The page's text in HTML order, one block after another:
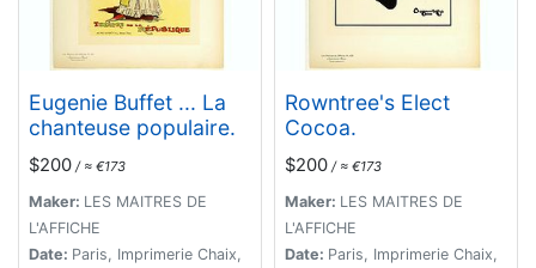
Eugenie Buffet ... La
chanteuse populaire.
$200 / ≈ €173
Maker: LES MAITRES DE
L'AFFICHE
Date: Paris, Imprimerie Chaix,
Rowntree's Elect
Cocoa.
$200 / ≈ €173
Maker: LES MAITRES DE
L'AFFICHE
Date: Paris, Imprimerie Chaix,